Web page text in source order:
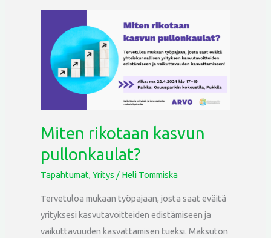
Miten rikotaan kasvun
pullonkaulat?
Tapahtumat,Yritys / Heli Tommiska
Tervetuloa mukaan työpajaan, josta saat eväitä
yrityksesi kasvutavoitteiden edistämiseen ja
vaikuttavuuden kasvattamisen tueksi. Maksuton
rikotaan
kasvun
pullonkaulat?